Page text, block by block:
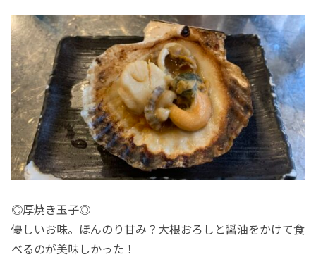
◎厚焼き玉子◎
優しいお味。ほんのり甘み？大根おろしと醤油をかけて食
べるのが美味しかった！